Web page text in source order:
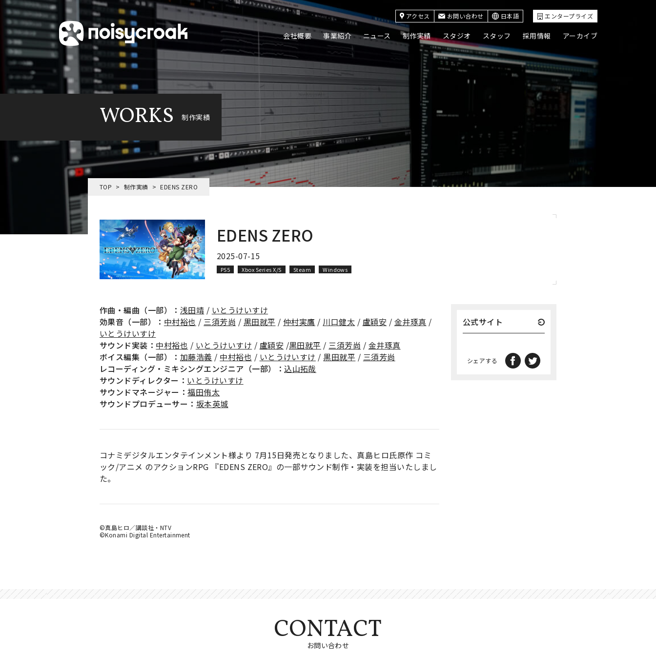
会社概要 事業紹介 ニュース 制作実績 スタジオ スタッフ 採用情報 アーカイブ
アクセス お問い合わせ 日本語 エンタープライズ
WORKS 制作実績
TOP 制作実績 EDENS ZERO
EDENS ZERO
2025-07-15
PS5 Xbox Series X/S Steam Windows
作曲・編曲（一部）： 浅田靖 / いとうけいすけ
効果音（一部）： 中村裕也 / 三須芳尚 / 黒田就平 / 仲村実鷹 / 川口健太 / 盧穎安 / 金井琢真 /
いとうけいすけ
サウンド実装： 中村裕也 / いとうけいすけ / 盧穎安 /黒田就平 / 三須芳尚 / 金井琢真
ボイス編集（一部）： 加藤浩義 / 中村裕也 / いとうけいすけ / 黒田就平 / 三須芳尚
レコーディング・ミキシングエンジニア（一部）：込山拓哉
サウンドディレクター： いとうけいすけ
サウンドマネージャー：福田侑太
サウンドプロデューサー： 坂本英城
コナミデジタルエンタテインメント様より 7月15日発売となりました、真島ヒロ氏原作 コミ
ック/アニメ のアクションRPG 『EDENS ZERO』の一部サウンド制作・実装を担当いたしまし
た。
©真島ヒロ／講談社・NTV
©Konami Digital Entertainment
公式サイト
シェアする
CONTACT
お問い合わせ